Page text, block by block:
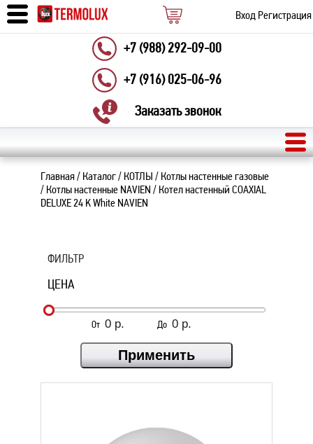
Вход Регистрация
+7 (988) 292-09-00
+7 (916) 025-06-96
Заказать звонок
Главная/ Каталог/ КОТЛЫ / Котлы настенные газовые
/ Котлы настенные NAVIEN / Котел настенный COAXIAL
DELUXE 24 K White NAVIEN
ФИЛЬТР
ЦЕНА
От До